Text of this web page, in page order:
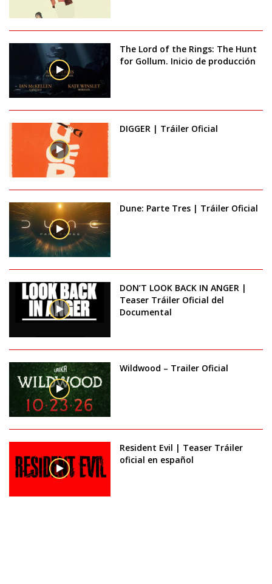
The Lord of the Rings: The Hunt
for Gollum. Inicio de producción
DIGGER | Tráiler Oficial
Dune: Parte Tres | Tráiler Oficial
DON’T LOOK BACK IN ANGER |
Teaser Tráiler Oficial del
Documental
Wildwood – Trailer Oficial
Resident Evil | Teaser Tráiler
oficial en español